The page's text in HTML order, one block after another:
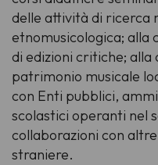
delle attività di ricerca
etnomusicologica; alla
di edizioni critiche; alla
patrimonio musicale
con Enti pubblici,
scolastici operanti nel
collaborazioni con
straniere.